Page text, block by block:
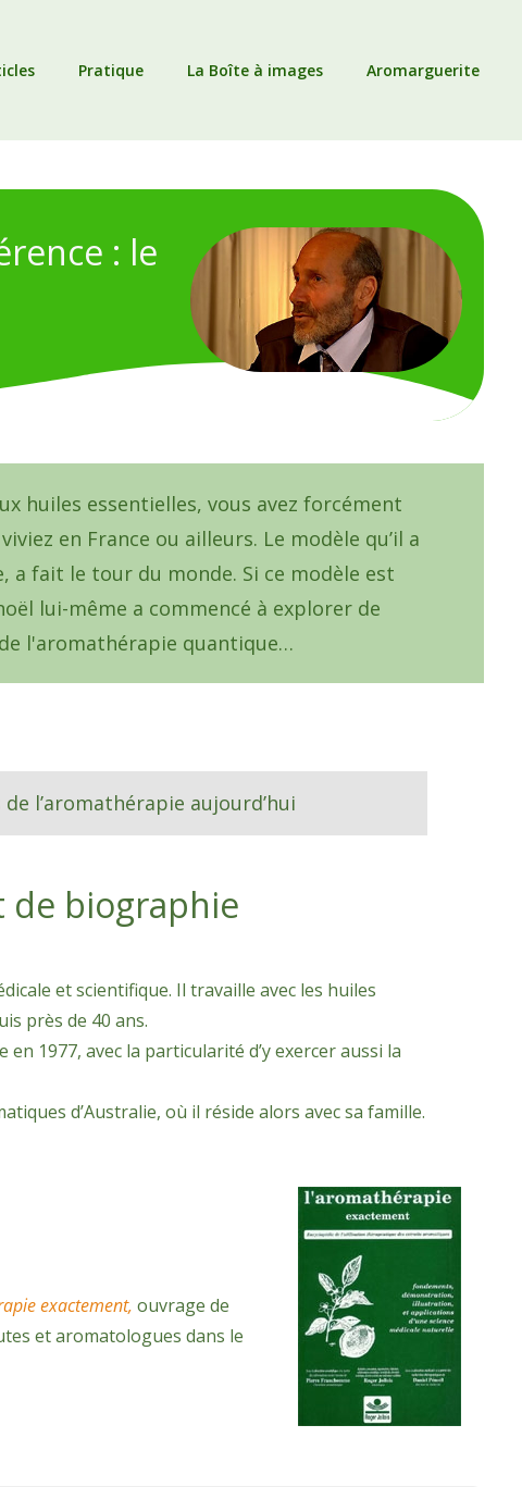
Pratique La Boîte à images Aromarguerite
: le
huiles essentielles, vous avez forcément
en France ou ailleurs. Le modèle qu’il a
a fait le tour du monde. Si ce modèle est
lui-même a commencé à explorer de
l'aromathérapie quantique…
l’aromathérapie aujourd’hui
de biographie
et scientifique. Il travaille avec les huiles
près de 40 ans.
1977, avec la particularité d’y exercer aussi la
d’Australie, où il réside alors avec sa famille.
exactement, ouvrage de
et aromatologues dans le